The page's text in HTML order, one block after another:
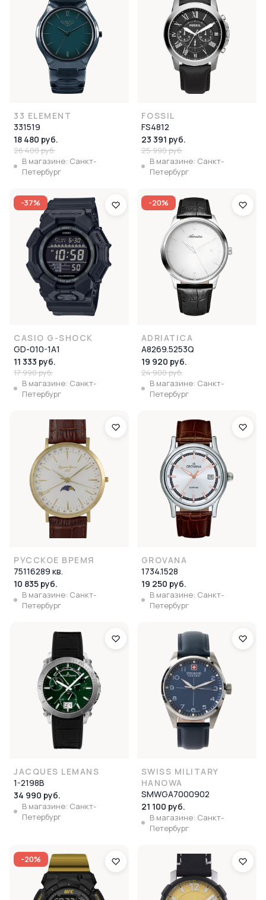
33 ELEMENT
331519
18 480 руб.
26 400 руб.
В магазине: Санкт-
Петербург
FOSSIL
FS4812
23 391 руб.
25 990 руб.
В магазине: Санкт-
Петербург
-37%
CASIO G-SHOCK
GD-010-1A1
11 333 руб.
17 990 руб.
В магазине: Санкт-
Петербург
-20%
ADRIATICA
A8269.5253Q
19 920 руб.
24 900 руб.
В магазине: Санкт-
Петербург
РУССКОЕ ВРЕМЯ
75116289 кв.
10 835 руб.
В магазине: Санкт-
Петербург
GROVANA
1734.1528
19 250 руб.
В магазине: Санкт-
Петербург
JACQUES LEMANS
1-2198B
34 990 руб.
В магазине: Санкт-
Петербург
SWISS MILITARY
HANOWA
SMWGA7000902
21 100 руб.
В магазине: Санкт-
Петербург
-20%